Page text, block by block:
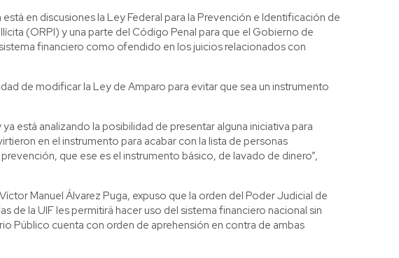
en discusiones la Ley Federal para la Prevención e Identificación de
(ORPI) y una parte del Código Penal para que el Gobierno de
financiero como ofendido en los juicios relacionados con
de modificar la Ley de Amparo para evitar que sea un instrumento
está analizando la posibilidad de presentar alguna iniciativa para
en el instrumento para acabar con la lista de personas
que ese es el instrumento básico, de lavado de dinero”,
Manuel Álvarez Puga, expuso que la orden del Poder Judicial de
de la UIF les permitirá hacer uso del sistema financiero nacional sin
Público cuenta con orden de aprehensión en contra de ambas